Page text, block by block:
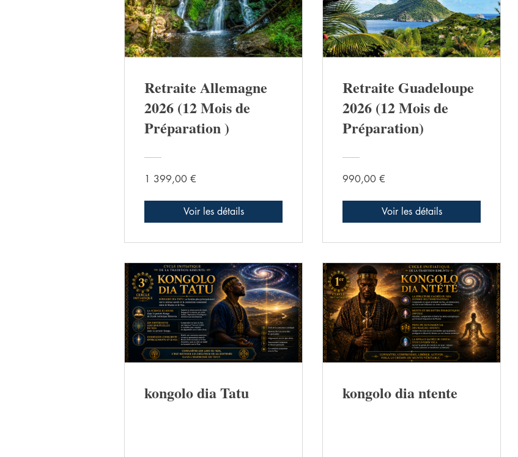
Retraite Allemagne
2026 (12 Mois de
Préparation )
1 399,00 €
Voir les détails
Retraite Guadeloupe
2026 (12 Mois de
Préparation)
990,00 €
Voir les détails
kongolo dia Tatu kongolo dia ntente